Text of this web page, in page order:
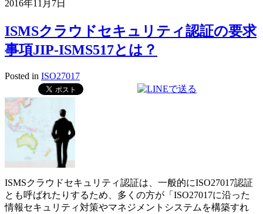
2016年11月7日
ISMSクラウドセキュリティ認証の要求
事項JIP-ISMS517とは？
Posted in ISO27017
ISMSクラウドセキュリティ認証は、一般的にISO27017認証
とも呼ばれたりするため、多くの方が「ISO27017に沿った
情報セキュリティ対策やマネジメントシステムを構築すれ